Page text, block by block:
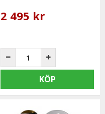
2 495 kr
KÖP